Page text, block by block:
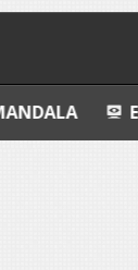
ENTROPIA